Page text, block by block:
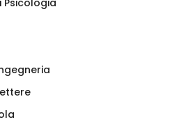
Psicologia